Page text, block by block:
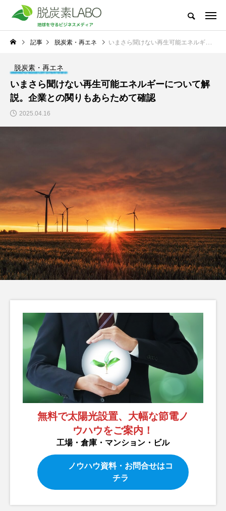
地球を守るビジネスメディア
脱炭素LABOとは 太陽光発電 節電・省電力化 脱炭素・再エ
新着記事 NEW POST
太陽光発電
冬場の電気代高騰に備
えて―中小企業が今か
ら検討すべき太陽光発
電の導入
脱炭素
LABO編
集部
2025.11.18
地球温暖化で私たちの
生活はどう変わる？太
陽光発電で始める身近
な環境対策
脱炭素
LABO
集部
2025.11.04
タグリスト TAG LIST
カーボンニュートラル 企業事例
再生エネルギー 太陽光発電
省電力化 経費削減 脱炭素 補助金
電力削減
記事 脱炭素・再エネ いまさら聞けない再生可能エネルギーについて解説。企業との関りもあらためて確認
脱炭素・再エネ
いまさら聞けない再生可能エネルギーについて解
説。企業との関りもあらためて確認
2025.04.16
無料で太陽光設置、大幅な節電ノ
ウハウをご案内！
工場・倉庫・マンション・ビル
ノウハウ資料・お問合せはコ
チラ